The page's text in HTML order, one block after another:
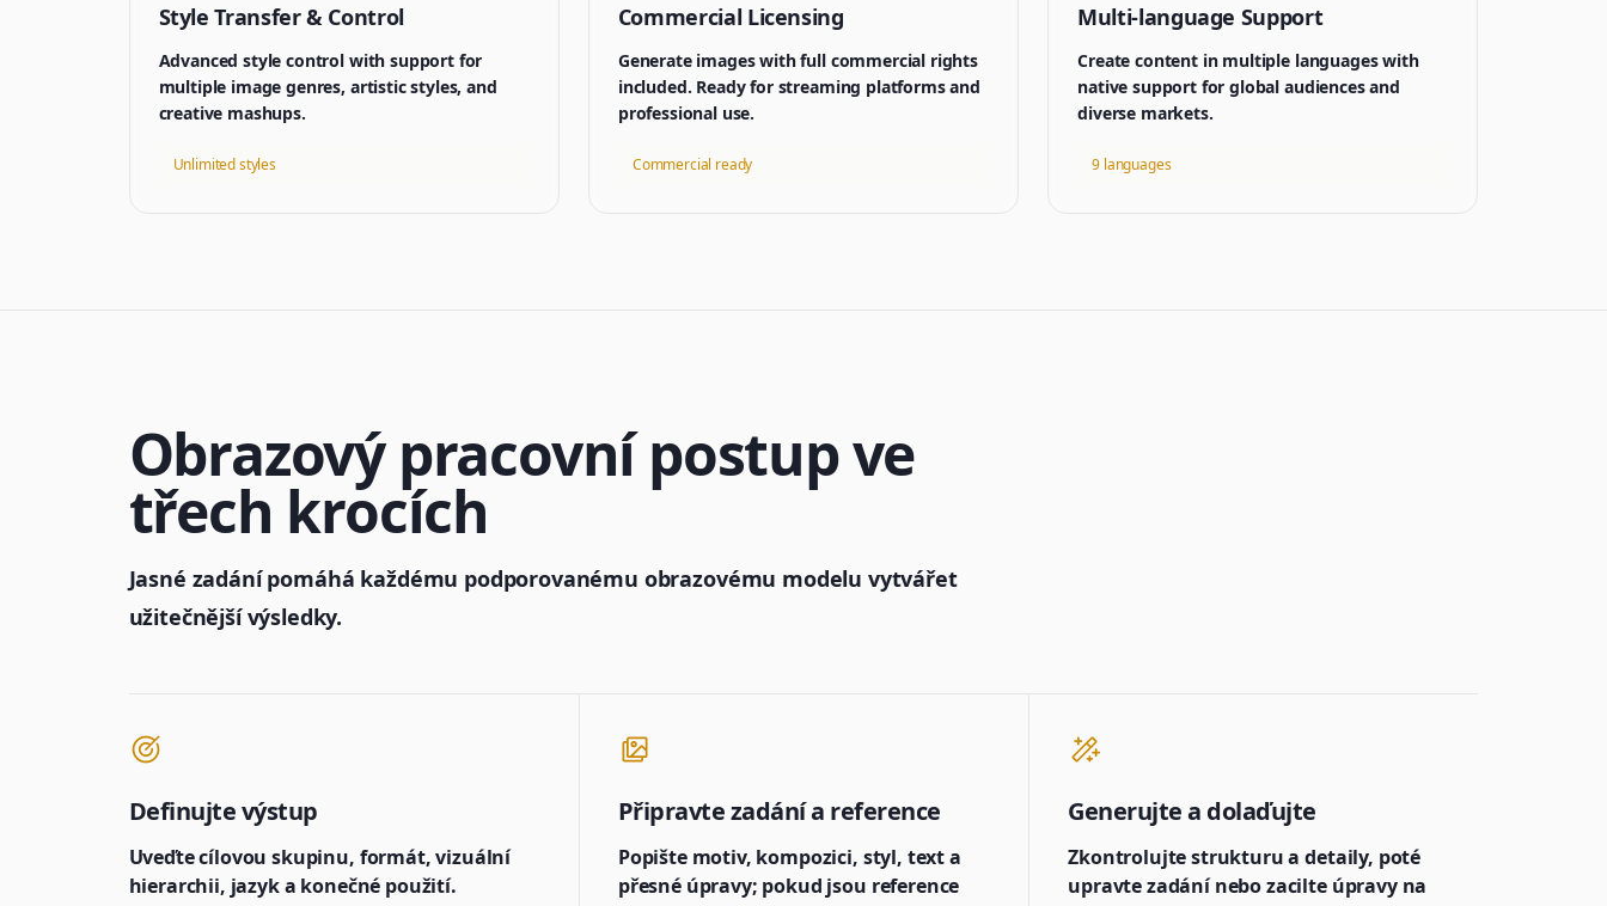
Style Transfer & Control
Advanced style control with support for
multiple image genres, artistic styles, and
creative mashups.
Unlimited styles
Commercial Licensing
Generate images with full commercial rights
included. Ready for streaming platforms and
professional use.
Commercial ready
Multi-language Support
Create content in multiple languages with
native support for global audiences and
diverse markets.
9 languages
Obrazový pracovní postup ve
třech krocích
Jasné zadání pomáhá každému podporovanému obrazovému modelu vytvářet
užitečnější výsledky.
Definujte výstup
Uveďte cílovou skupinu, formát, vizuální
hierarchii, jazyk a konečné použití.
Připravte zadání a reference
Popište motiv, kompozici, styl, text a
přesné úpravy; pokud jsou reference
Generujte a dolaďujte
Zkontrolujte strukturu a detaily, poté
upravte zadání nebo zacilte úpravy na